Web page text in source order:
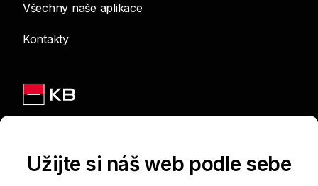
Všechny naše aplikace
Kontakty
Užijte si náš web podle sebe